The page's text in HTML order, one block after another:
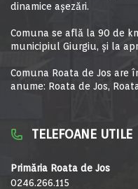
dinamice aşezări.
Comuna se află la 90 de
municipiul Giurgiu, şi la
Comuna Roata de Jos are
anume: Roata de Jos,
TELEFOANE UTILE
Primăria Roata de Jos
0246.266.115